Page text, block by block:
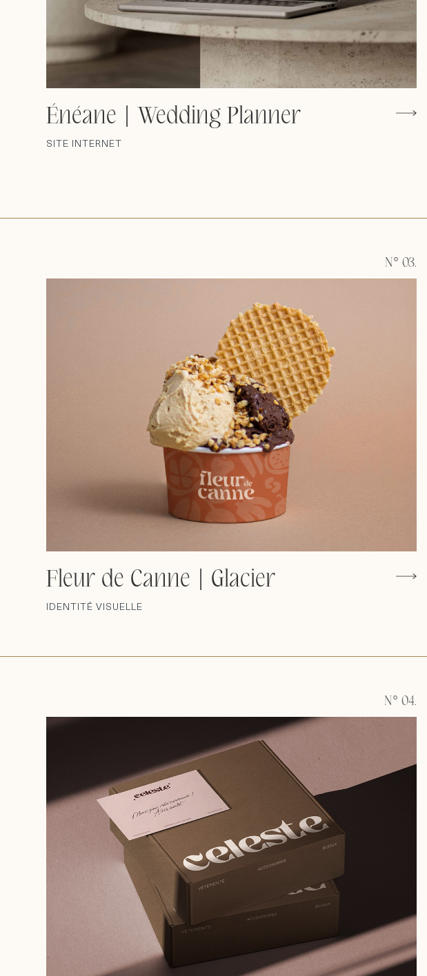
Énéane | Wedding Planner
SITE INTERNET
N° 03.
Fleur de Canne | Glacier
IDENTITÉ VISUELLE
N° 04.